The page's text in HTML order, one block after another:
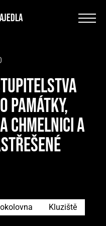
PAMÁTKY,
CHMELNICI A
Kluziště